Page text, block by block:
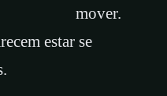
mover.
estar se